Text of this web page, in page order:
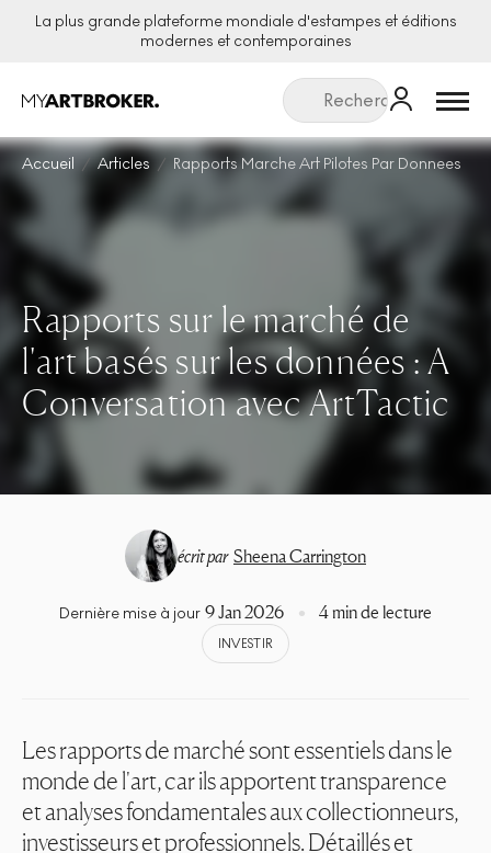
La plus grande plateforme mondiale d'estampes et éditions
modernes et contemporaines
Menu
Accueil Articles Rapports Marche Art Pilotes Par Donnees
Rapports sur le marché de
l'art basés sur les données : A
Conversation avec ArtTactic
écrit par Sheena Carrington
Dernière mise à jour 9 Jan 2026 4 min de lecture
INVESTIR
Les rapports de marché sont essentiels dans le
monde de l'art, car ils apportent transparence
et analyses fondamentales aux collectionneurs,
investisseurs et professionnels. Détaillés et